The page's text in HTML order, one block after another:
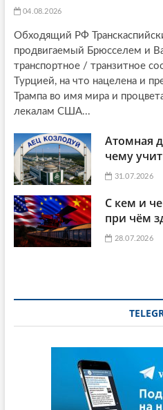
04.08.2026
Обходящий РФ
продвигаемый Брюсселем и
транспортное / транзитное
Турцией, на что нацелена и
Трампа во имя мира и
лекалам США...
Атомная
чему
31.07.2026
С кем и
при чём
28.07.2026